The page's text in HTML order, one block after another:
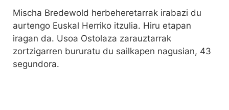
Mischa Bredewold herbeheretarrak irabazi du
aurtengo Euskal Herriko itzulia. Hiru etapan
iragan da. Usoa Ostolaza zarauztarrak
zortzigarren bururatu du sailkapen nagusian, 43
segundora.